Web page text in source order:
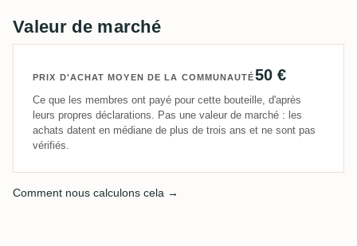
Valeur de marché
PRIX D'ACHAT MOYEN DE LA COMMUNAUTÉ50 €
Ce que les membres ont payé pour cette bouteille, d'après
leurs propres déclarations. Pas une valeur de marché : les
achats datent en médiane de plus de trois ans et ne sont pas
vérifiés.
Comment nous calculons cela →